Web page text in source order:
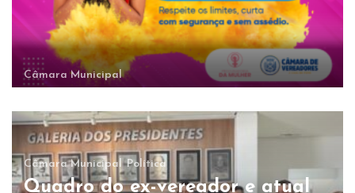
Câmara Municipal
Câmara Municipal Política
Quadro do ex-vereador e atual